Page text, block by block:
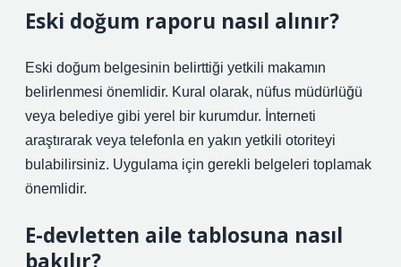
Eski doğum raporu nasıl alınır?
Eski doğum belgesinin belirttiği yetkili makamın
belirlenmesi önemlidir. Kural olarak, nüfus müdürlüğü
veya belediye gibi yerel bir kurumdur. İnterneti
araştırarak veya telefonla en yakın yetkili otoriteyi
bulabilirsiniz. Uygulama için gerekli belgeleri toplamak
önemlidir.
E-devletten aile tablosuna nasıl
bakılır?